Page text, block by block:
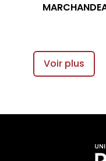
Voir plus